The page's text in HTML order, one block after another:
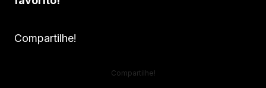
Compartilhe!
Compartilhe!